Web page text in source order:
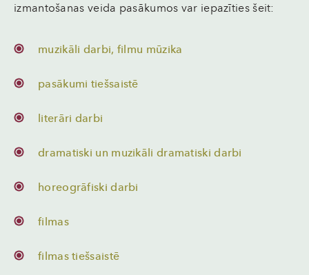
izmantošanas veida pasākumos var iepazīties šeit:
muzikāli darbi, filmu mūzika
pasākumi tiešsaistē
literāri darbi
dramatiski un muzikāli dramatiski darbi
horeogrāfiski darbi
filmas
filmas tiešsaistē